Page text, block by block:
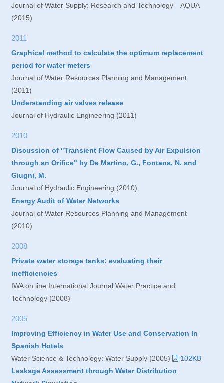
Journal of Water Supply: Research and Technology—AQUA
(2015)
2011
Graphical method to calculate the optimum replacement
period for water meters
Journal of Water Resources Planning and Management
(2011)
Understanding air valves release
Journal of Hydraulic Engineering (2011)
2010
Discussion of "Transient Flow Caused by Air Expulsion
through an Orifice" by De Martino, G., Fontana, N. and
Giugni, M.
Journal of Hydraulic Engineering (2010)
Energy Audit of Water Networks
Journal of Water Resources Planning and Management
(2010)
2008
Private water storage tanks: evaluating their
inefficiencies
IWA on line International Journal Water Practice and
Technology (2008)
2005
Improving Efficiency in Water Use and Conservation In
Spanish Hotels
Water Science & Technology: Water Supply (2005)
102KB
Leakage Assessment through Water Distribution